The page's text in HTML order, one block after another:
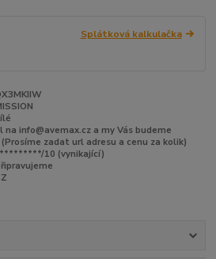
Splátková kalkulačka
na info@avemax.cz a my Vás budeme
zadat url adresu a cenu za kolik)
10 (vynikající)